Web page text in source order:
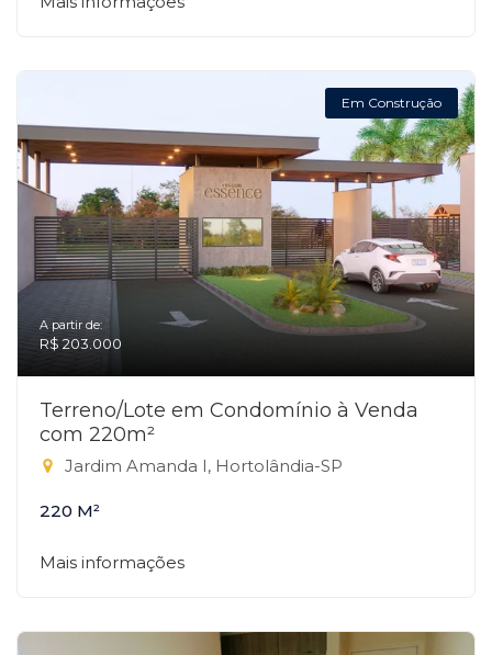
Em Construção
A partir de:
R$ 203.000
Terreno/Lote em Condomínio à Venda
com 220m²
Jardim Amanda I, Hortolândia-SP
220 M²
Mais informações